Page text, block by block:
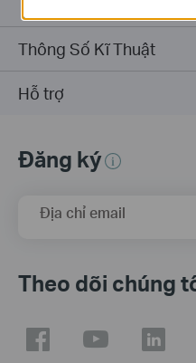
Thông Số Kĩ Thuật
Hỗ trợ
Đăng ký
Địa chỉ email
Theo dõi chúng